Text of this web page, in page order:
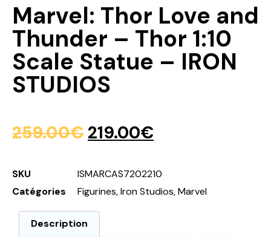
Marvel: Thor Love and
Thunder – Thor 1:10
Scale Statue – IRON
STUDIOS
259.00€219.00€
SKU
ISMARCAS7202210
Catégories
Figurines,Iron Studios,Marvel
Description